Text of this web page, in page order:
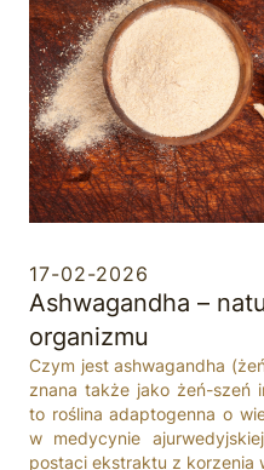
17-02-2026
Ashwagandha –
organizmu
Czym jest ashwagandha
znana także jako żeń-szeń
to roślina adaptogenna o
w medycynie
postaci ekstraktu z korzenia